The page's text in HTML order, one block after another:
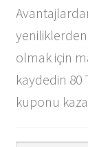
olmak için
kaydedin 80
kuponu